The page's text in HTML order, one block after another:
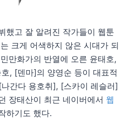
했고 잘 알려진 작가들이 웹툰
크게 어색하지 않은 시대가 되
만화가의 반열에 오른 윤태호,
, [덴마]의 양영순 등이 대표적
간다 용호취], [스카이 레슬러]
장태산이 최근 네이버에서 웹
하기도 했다.